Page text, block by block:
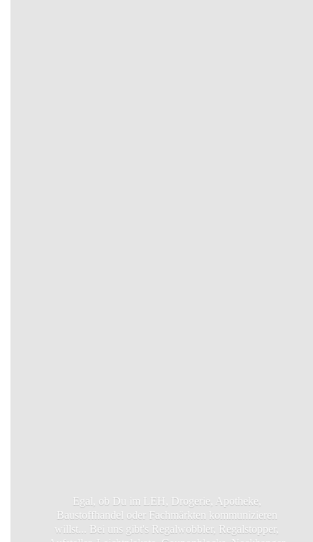
Egal, ob Du im LEH, Drogerie, Apotheke,
Baustoffhandel oder Fachmärkten kommunizieren
willst... Bei uns gibt's Regalwobbler, Regalstopper,